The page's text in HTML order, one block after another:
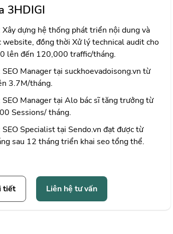
3HDIGI
dựng hệ thống phát triển nội dung và
website, đồng thời Xử lý technical audit cho
lên đến 120,000 traffic/tháng.
Manager tại suckhoevadoisong.vn từ
3.7M/tháng.
Manager tại Alo bác sĩ tăng trưởng từ
Sessions/ tháng.
Specialist tại Sendo.vn đạt được từ
sau 12 tháng triển khai seo tổng thể.
tiết Liên hệ tư vấn